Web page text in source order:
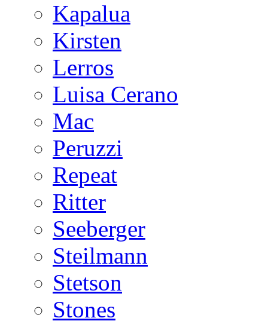
Kapalua
Kirsten
Lerros
Luisa Cerano
Mac
Peruzzi
Repeat
Ritter
Seeberger
Steilmann
Stetson
Stones